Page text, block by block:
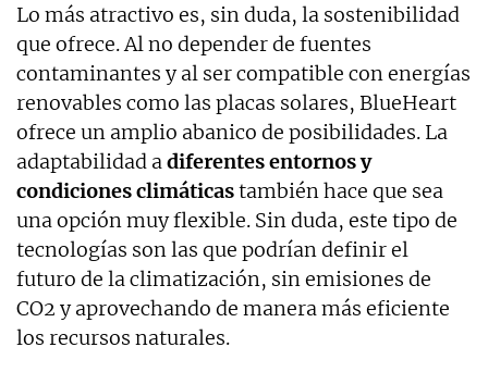
Lo más atractivo es, sin duda, la sostenibilidad
que ofrece. Al no depender de fuentes
contaminantes y al ser compatible con energías
renovables como las placas solares, BlueHeart
ofrece un amplio abanico de posibilidades. La
adaptabilidad adiferentes entornos y
condiciones climáticastambién hace que sea
una opción muy flexible. Sin duda, este tipo de
tecnologías son las que podrían definir el
futuro de la climatización, sin emisiones de
CO2 y aprovechando de manera más eficiente
los recursos naturales.